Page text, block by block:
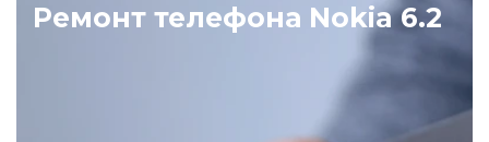
Ремонт телефона Nokia 6.2